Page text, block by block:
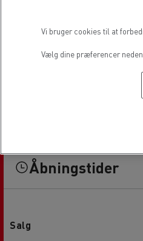
Åbningstider
Salg
Vi bruger cookies til at
Vælg dine præferencer